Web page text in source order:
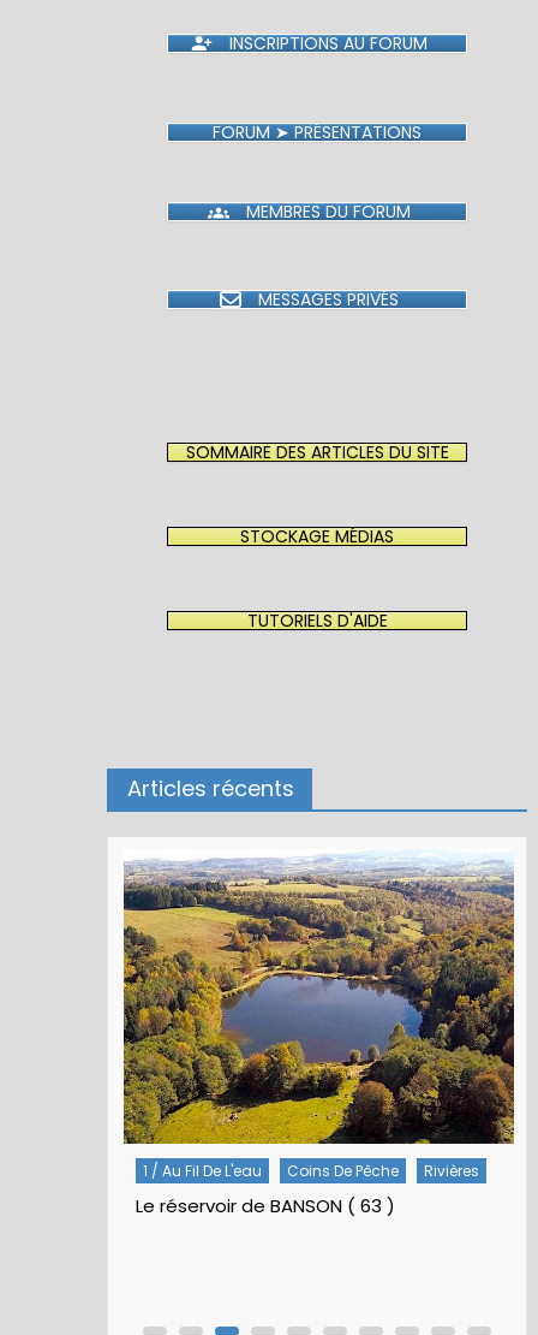
INSCRIPTIONS AU FORUM
FORUM ➤ PRÉSENTATIONS
MEMBRES DU FORUM
MESSAGES PRIVÉS
SOMMAIRE DES ARTICLES DU SITE
STOCKAGE MÉDIAS
TUTORIELS D'AIDE
Articles récents
5 / Fiches Montage Artificielles